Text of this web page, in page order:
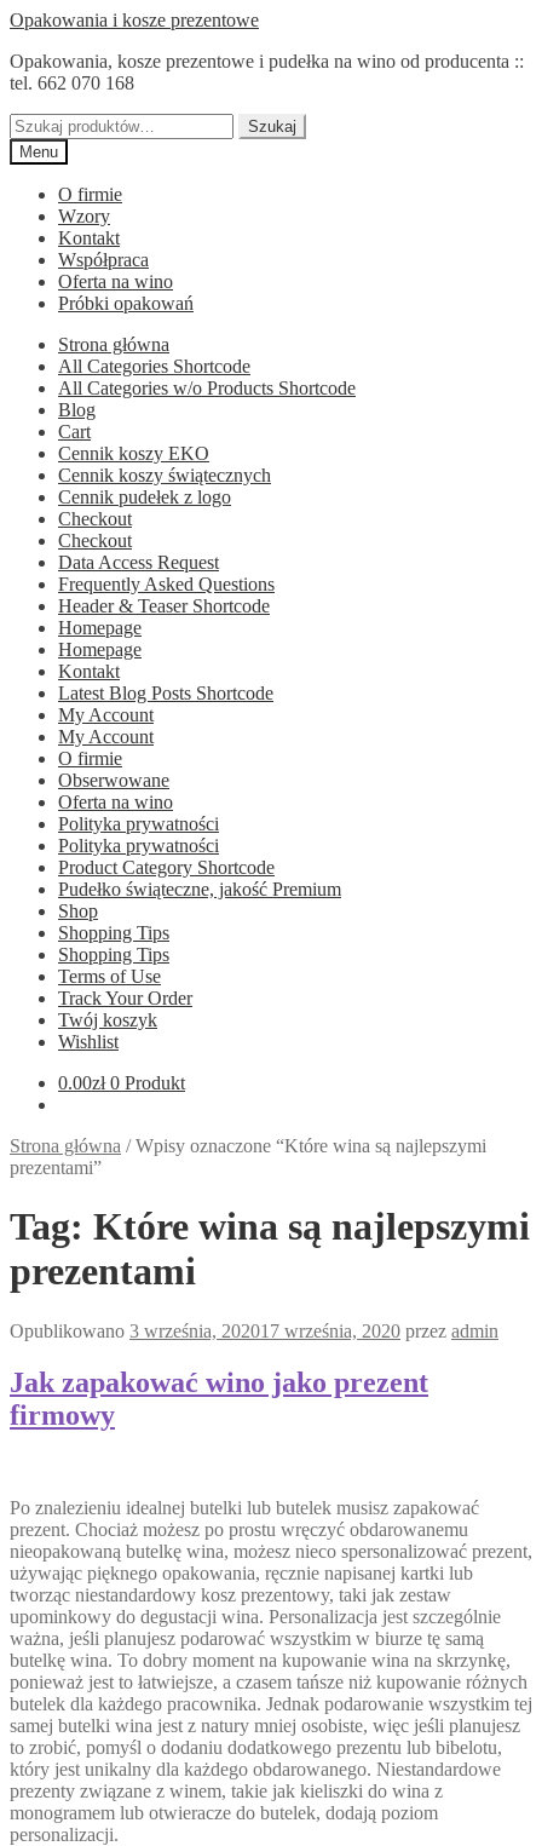
Przejdź
nawigacji
Przejdź
treści
Opakowania i kosze prezentowe
Opakowania, kosze prezentowe i pudełka na wino od producenta ::
tel. 662 070 168
Szukaj:
Szukaj
Menu
O firmie
Wzory
Kontakt
Współpraca
Oferta na wino
Próbki opakowań
Strona główna
All Categories Shortcode
All Categories w/o Products Shortcode
Blog
Cart
Cennik koszy EKO
Cennik koszy świątecznych
Cennik pudełek z logo
Checkout
Checkout
Data Access Request
Frequently Asked Questions
Header & Teaser Shortcode
Homepage
Homepage
Kontakt
Latest Blog Posts Shortcode
My Account
My Account
O firmie
Obserwowane
Oferta na wino
Polityka prywatności
Polityka prywatności
Product Category Shortcode
Pudełko świąteczne, jakość Premium
Shop
Shopping Tips
Shopping Tips
Terms of Use
Track Your Order
Twój koszyk
Wishlist
0.00zł 0 Produkt
Strona główna /Wpisy oznaczone “Które wina są najlepszymi
prezentami”
Tag: Które wina są najlepszymi
prezentami
Opublikowano 3 września, 202017 września, 2020 przez admin
Jak zapakować wino jako prezent
firmowy
Po znalezieniu idealnej butelki lub butelek musisz zapakować
prezent. Chociaż możesz po prostu wręczyć obdarowanemu
nieopakowaną butelkę wina, możesz nieco spersonalizować prezent,
używając pięknego opakowania, ręcznie napisanej kartki lub
tworząc niestandardowy kosz prezentowy, taki jak zestaw
upominkowy do degustacji wina. Personalizacja jest szczególnie
ważna, jeśli planujesz podarować wszystkim w biurze tę samą
butelkę wina. To dobry moment na kupowanie wina na skrzynkę,
ponieważ jest to łatwiejsze, a czasem tańsze niż kupowanie różnych
butelek dla każdego pracownika. Jednak podarowanie wszystkim tej
samej butelki wina jest z natury mniej osobiste, więc jeśli planujesz
to zrobić, pomyśl o dodaniu dodatkowego prezentu lub bibelotu,
który jest unikalny dla każdego obdarowanego. Niestandardowe
prezenty związane z winem, takie jak kieliszki do wina z
monogramem lub otwieracze do butelek, dodają poziom
personalizacji.